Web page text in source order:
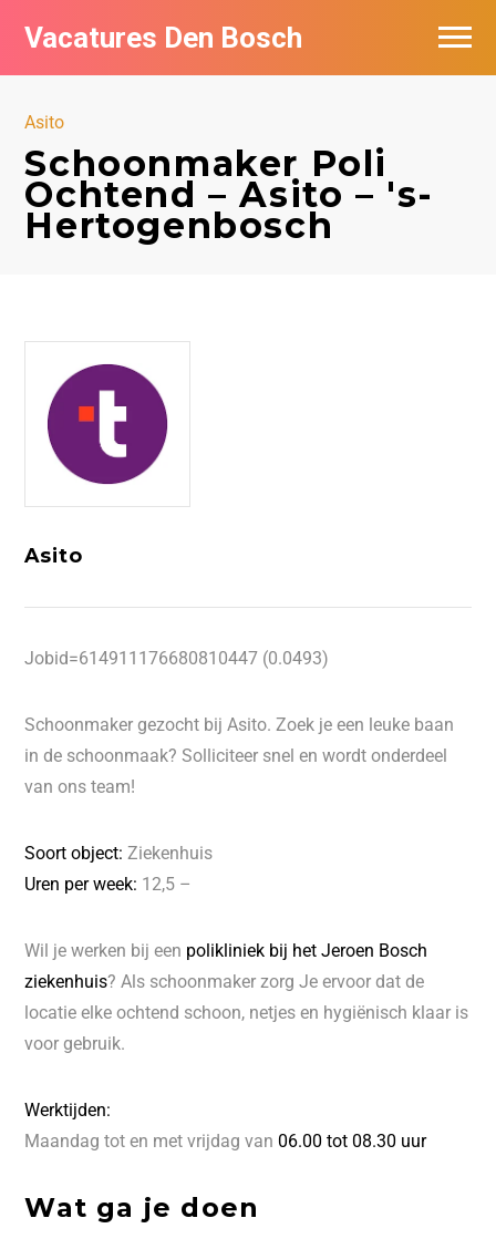
Vacatures Den Bosch
Asito
Schoonmaker Poli
Ochtend – Asito – 's-
Hertogenbosch
Asito
Jobid=614911176680810447 (0.0493)
Schoonmaker gezocht bij Asito. Zoek je een leuke baan
in de schoonmaak? Solliciteer snel en wordt onderdeel
van ons team!
Soort object: Ziekenhuis
Uren per week: 12,5 –
Wil je werken bij een polikliniek bij het Jeroen Bosch
ziekenhuis? Als schoonmaker zorg Je ervoor dat de
locatie elke ochtend schoon, netjes en hygiënisch klaar is
voor gebruik.
Werktijden:
Maandag tot en met vrijdag van06.00 tot 08.30 uur
Wat ga je doen
Vacatures per bedrijf in Den Bosch